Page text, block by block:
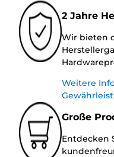
2 Jahre
Wir bieten
Weitere
Große
Entdecken